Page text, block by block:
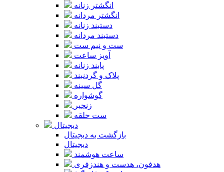
انگشتر زنانه
انگشتر مردانه
دستبند زنانه
دستبند مردانه
ست و نیم ست
آویز ساعت
پابند زنانه
پلاک و گردنبند
گل سینه
گوشواره
زنجیر
ست حلقه
دیجیتال
بازگشت به دیجیتال
دیجیتال
ساعت هوشمند
هدفون، هدست و هندزفری